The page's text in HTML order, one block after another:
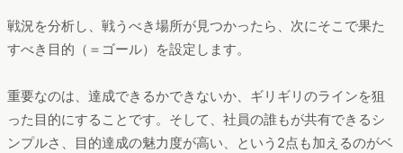
戦況を分析し、戦うべき場所が見つかったら、次にそこで果た
すべき目的（＝ゴール）を設定します。
重要なのは、達成できるかできないか、ギリギリのラインを狙
った目的にすることです。そして、社員の誰もが共有できるシ
ンプルさ、目的達成の魅力度が高い、という2点も加えるのがベ